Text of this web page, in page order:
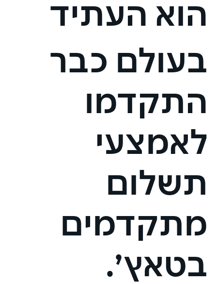
הוא העתיד
בעולם כבר
התקדמו
לאמצעי
תשלום
מתקדמים
בטאץ׳.